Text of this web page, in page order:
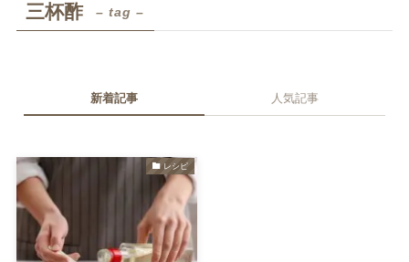
三杯酢 – tag –
新着記事 人気記事
レシピ